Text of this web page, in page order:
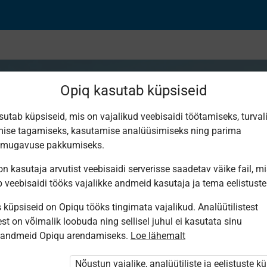
числа.
ole Opiqusse sisse logitud.
paketi „Erakasutaja 2024/25”
Opiq kasutab küpsiseid
küpsiseid, mis on vajalikud veebisaidi töötamiseks,
tagamiseks, kasutamise analüüsimiseks ning parima
pakkumiseks.
kasutaja arvutist veebisaidi serverisse saadetav väike fail,
veebisaidi tööks vajalikke andmeid kasutaja ja tema
küpsiseid on Opiqu tööks tingimata vajalikud. Analüütilistest
on võimalik loobuda ning sellisel juhul ei kasutata sinu
Opiqu arendamiseks. Loe lähemalt
Nõustun vajalike, analüütiliste ja eelistuste